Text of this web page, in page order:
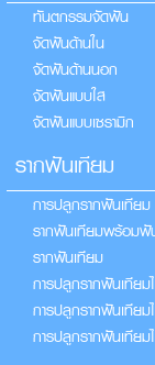
ทันตกรรมจัดฟัน
จัดฟันด้านใน
จัดฟันด้านนอก
จัดฟันแบบใส
จัดฟันแบบเซรามิก
รากฟันเทียม
การปลูกรากฟันเทียม
รากฟันเทียมพร้อม
รากฟันเทียม
การปลูกรากฟันเทีย
การปลูกรากฟันเทีย
การปลูกรากฟันเทีย